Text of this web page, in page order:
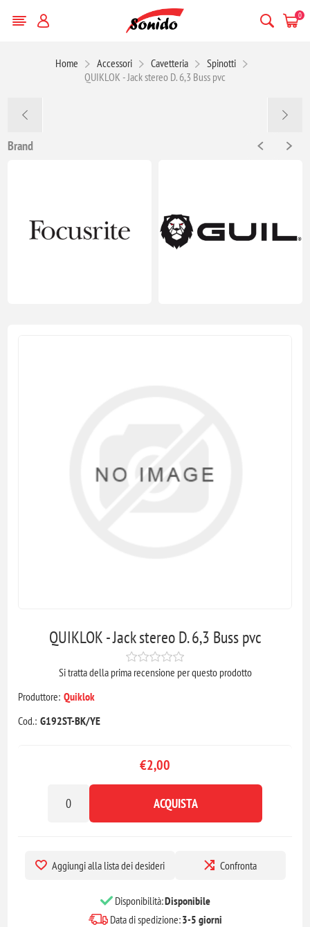
0
Home Accessori Cavetteria
Spinotti
QUIKLOK - Jack stereo D. 6,3 Buss pvc
Brand
QUIKLOK - Jack stereo D. 6,3 Buss pvc
Si tratta della prima recensione per questo prodotto
Produttore: Quiklok
Cod.: G192ST-BK/YE
€2,00
ACQUISTA
Aggiungi alla lista dei desideri Confronta
Disponibilità:Disponibile
Data di spedizione:3-5 giorni